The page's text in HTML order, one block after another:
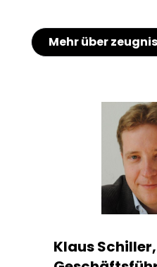
Mehr über
Klaus Schiller,